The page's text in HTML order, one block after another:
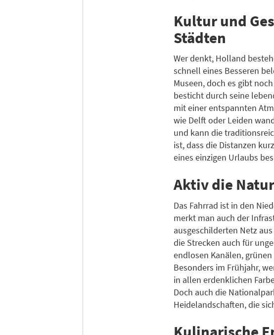
Kultur und
Städten
Wer denkt, Holland
schnell eines Besseren
Museen, doch es gibt
besticht durch seine
mit einer entspannten
wie Delft oder Leiden
und kann die
ist, dass die Distanzen
eines einzigen Urlaubs
Aktiv die
Das Fahrrad ist in den
merkt man auch der
ausgeschilderten Netz
die Strecken auch für
endlosen Kanälen,
Besonders im Frühjahr,
in allen erdenklichen
Doch auch die
Heidelandschaften, die